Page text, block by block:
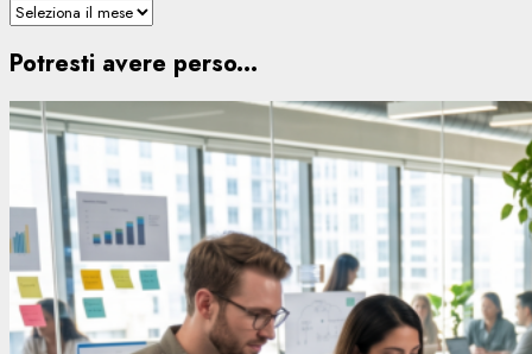
Potresti avere perso...